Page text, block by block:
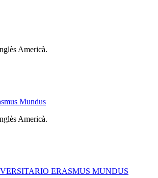
Americà.
Mundus
Americà.
ERASMUS MUNDUS